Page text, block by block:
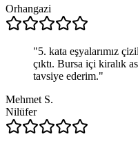
Orhangazi
"5. kata eşyalarımız
çıktı. Bursa içi kiralık
tavsiye ederim."
Mehmet S.
Nilüfer